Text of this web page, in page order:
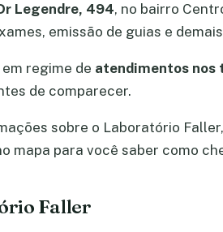
Legendre, 494, no bairro
emissão de guias e
regime de atendimentos nos
de comparecer.
sobre o Laboratório
mapa para você saber como
Faller